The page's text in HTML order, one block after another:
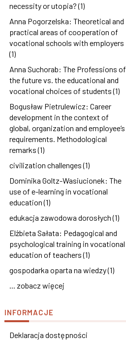
necessity or utopia? (1)
Anna Pogorzelska: Theoretical and
practical areas of cooperation of
vocational schools with employers
(1)
Anna Suchorab: The Professions of
the future vs. the educational and
vocational choices of students (1)
Bogusław Pietrulewicz: Career
development in the context of
global, organization and employee’s
requirements. Methodological
remarks (1)
civilization challenges (1)
Dominika Goltz-Wasiucionek: The
use of e-learning in vocational
education (1)
edukacja zawodowa dorosłych (1)
Elżbieta Sałata: Pedagogical and
psychological training in vocational
education of teachers (1)
gospodarka oparta na wiedzy (1)
... zobacz więcej
INFORMACJE
Deklaracja dostępności